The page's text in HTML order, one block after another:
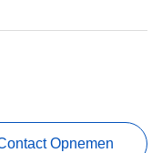
Opnemen